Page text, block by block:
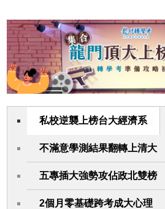
私校逆襲上榜台大經濟系
不滿意學測結果翻轉上清大
五專插大強勢攻佔政北雙榜
2個月零基礎跨考成大心理